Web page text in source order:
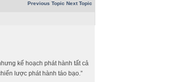
Previous Topic Next Topic
kế hoạch phát hành tất cả
lược phát hành táo bạo.”